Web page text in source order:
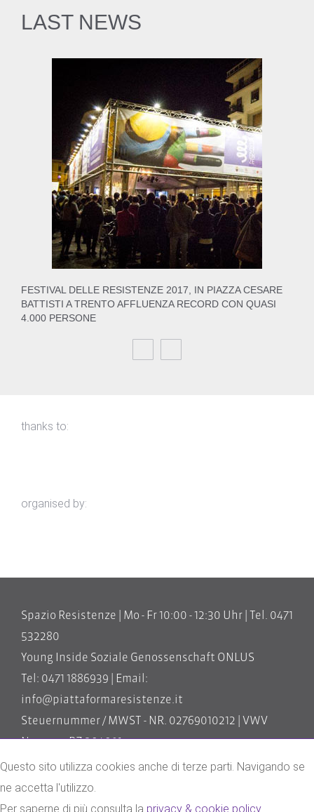
LAST NEWS
FESTIVAL DELLE RESISTENZE 2017, IN PIAZZA CESARE
BATTISTI A TRENTO AFFLUENZA RECORD CON QUASI
4.000 PERSONE
thanks to:
organised by:
Spazio Resistenze | Mo - Fr 10:00 - 12:30 Uhr | Tel. 0471
532280
Young Inside Soziale Genossenschaft ONLUS
Tel: 0471 1886939 | Email:
info@piattaformaresistenze.it
Steuernummer / MWST - NR. 02769010212 | VWV
Nummer BZ-204091
impressum
privacy & cookie policy
Questo sito utilizza cookies anche di terze parti. Navigando se
ne accetta l'utilizzo.
Per saperne di più consulta la privacy & cookie policy.